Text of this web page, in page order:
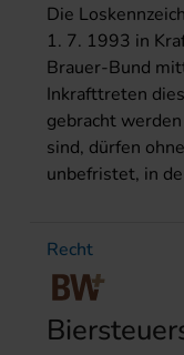
Die
1. 7. 1993 in
Brauer-Bund
Inkrafttreten
gebracht
sind, dürfen
unbefristet, in
Recht